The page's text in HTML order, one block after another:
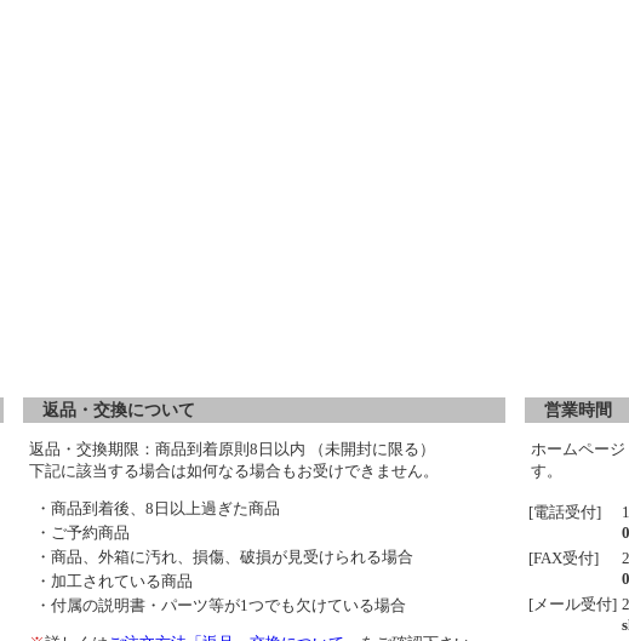
返品・交換について
返品・交換期限：商品到着原則8日以内 （未開封に限る）
下記に該当する場合は如何なる場合もお受けできません。
・商品到着後、8日以上過ぎた商品
・ご予約商品
・商品、外箱に汚れ、損傷、破損が見受けられる場合
・加工されている商品
・付属の説明書・パーツ等が1つでも欠けている場合
営業時間
ホームページ
す。
[電話受付]
[FAX受付]
[メール受付]